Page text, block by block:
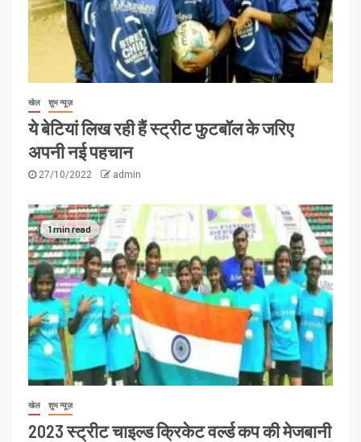
खेल शुभ न्यूज़
ये बेटियां लिख रही हैं स्ट्रीट फुटबॉल के जरिए
अपनी नई पहचान
27/10/2022 admin
1 min read
खेल शुभ न्यूज़
2023 स्ट्रीट चाइल्ड क्रिकेट वर्ल्ड कप की मेजबानी